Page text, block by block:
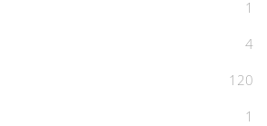
1
4
120
1